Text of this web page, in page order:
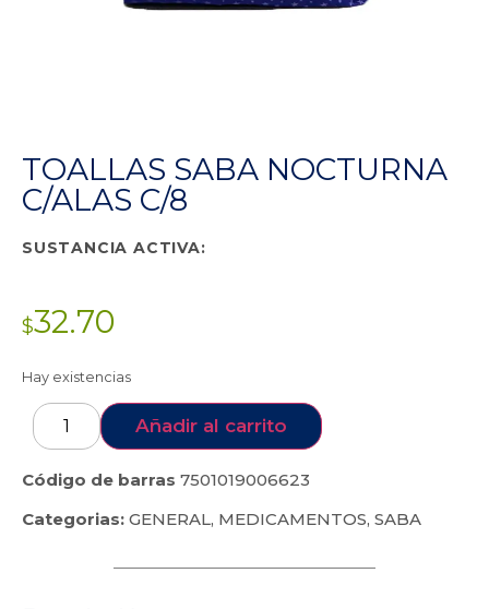
TOALLAS SABA NOCTURNA
C/ALAS C/8
SUSTANCIA ACTIVA:
$32.70
Hay existencias
Añadir al carrito
Código de barras 7501019006623
Categorias: GENERAL, MEDICAMENTOS, SABA